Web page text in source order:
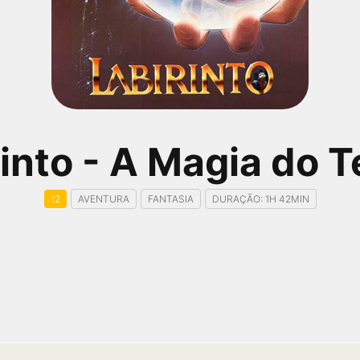
- A Magia do
12 AVENTURA FANTASIA DURAÇÃO: 1H 42MIN